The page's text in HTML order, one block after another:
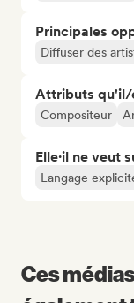
Principales
Diffuser des
Attributs qu'il/
Compositeur
Elle·il ne veut
Langage
Ces